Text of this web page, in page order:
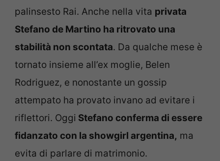
palinsesto Rai. Anche nella vita privata
Stefano de Martino ha ritrovato una
stabilità non scontata. Da qualche mese è
tornato insieme all’ex moglie, Belen
Rodriguez, e nonostante un gossip
attempato ha provato invano ad evitare i
riflettori. Oggi Stefano conferma di essere
fidanzato con la showgirl argentina, ma
evita di parlare di matrimonio.